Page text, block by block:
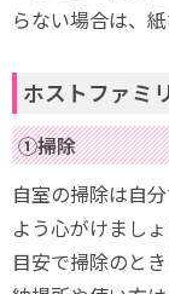
らない場合は、
ホストファミ
①掃除
自室の掃除は自
よう心がけまし
目安で掃除のと